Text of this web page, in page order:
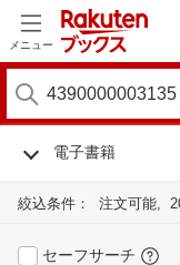
メニュー
電子書籍
絞込条件： 注文可能
セーフサーチ